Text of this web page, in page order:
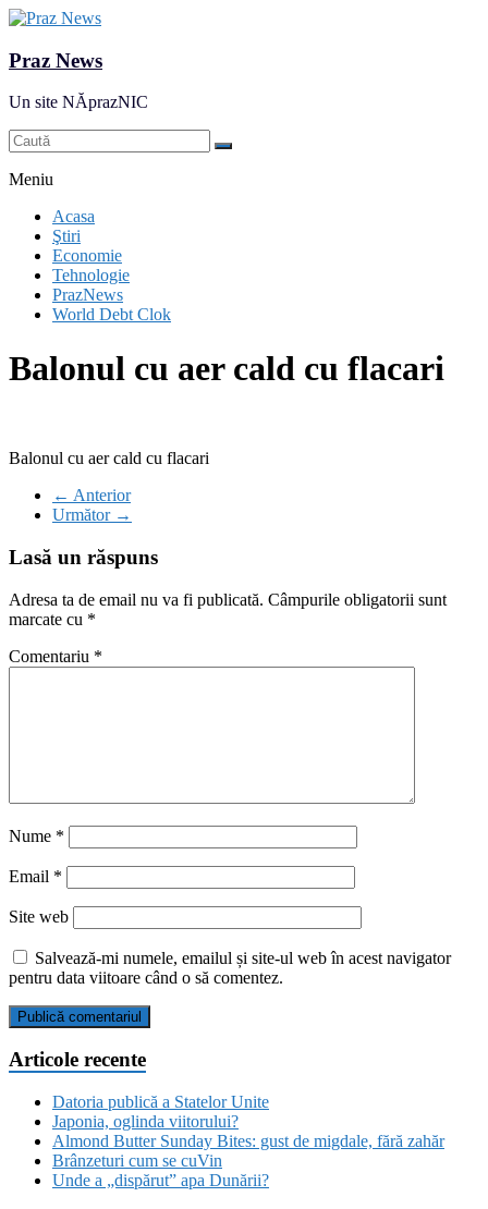
Praz News
Un site NĂprazNIC
Meniu
Acasa
Ştiri
Economie
Tehnologie
PrazNews
World Debt Clok
Balonul cu aer cald cu flacari
Balonul cu aer cald cu flacari
← Anterior
Următor →
Lasă un răspuns
Adresa ta de email nu va fi publicată. Câmpurile obligatorii sunt
marcate cu *
Comentariu *
Nume *
Email *
Site web
Salvează-mi numele, emailul și site-ul web în acest navigator
pentru data viitoare când o să comentez.
Articole recente
Datoria publică a Statelor Unite
Japonia, oglinda viitorului?
Almond Butter Sunday Bites: gust de migdale, fără zahăr
Brânzeturi cum se cuVin
Unde a „dispărut” apa Dunării?